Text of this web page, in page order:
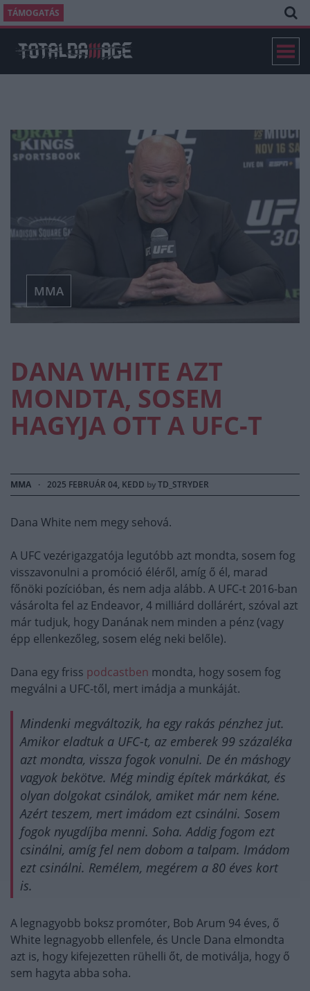
TÁMOGATÁS
MMA
DANA WHITE AZT
MONDTA, SOSEM
HAGYJA OTT A UFC-T
MMA · 2025 FEBRUÁR 04, KEDD byTD_STRYDER
Dana White nem megy sehová.
A UFC vezérigazgatója legutóbb azt mondta, sosem fog
visszavonulni a promóció éléről, amíg ő él, marad
főnöki pozícióban, és nem adja alább. A UFC-t 2016-ban
vásárolta fel az Endeavor, 4 milliárd dollárért, szóval azt
már tudjuk, hogy Danának nem minden a pénz (vagy
épp ellenkezőleg, sosem elég neki belőle).
Dana egy friss podcastben mondta, hogy sosem fog
megválni a UFC-től, mert imádja a munkáját.
Mindenki megváltozik, ha egy rakás pénzhez jut.
Amikor eladtuk a UFC-t, az emberek 99 százaléka
azt mondta, vissza fogok vonulni. De én máshogy
vagyok bekötve. Még mindig építek márkákat, és
olyan dolgokat csinálok, amiket már nem kéne.
Azért teszem, mert imádom ezt csinálni. Sosem
fogok nyugdíjba menni. Soha. Addig fogom ezt
csinálni, amíg fel nem dobom a talpam. Imádom
ezt csinálni. Remélem, megérem a 80 éves kort
is.
A legnagyobb boksz promóter, Bob Arum 94 éves, ő
White legnagyobb ellenfele, és Uncle Dana elmondta
azt is, hogy kifejezetten rühelli őt, de motiválja, hogy ő
sem hagyta abba soha.